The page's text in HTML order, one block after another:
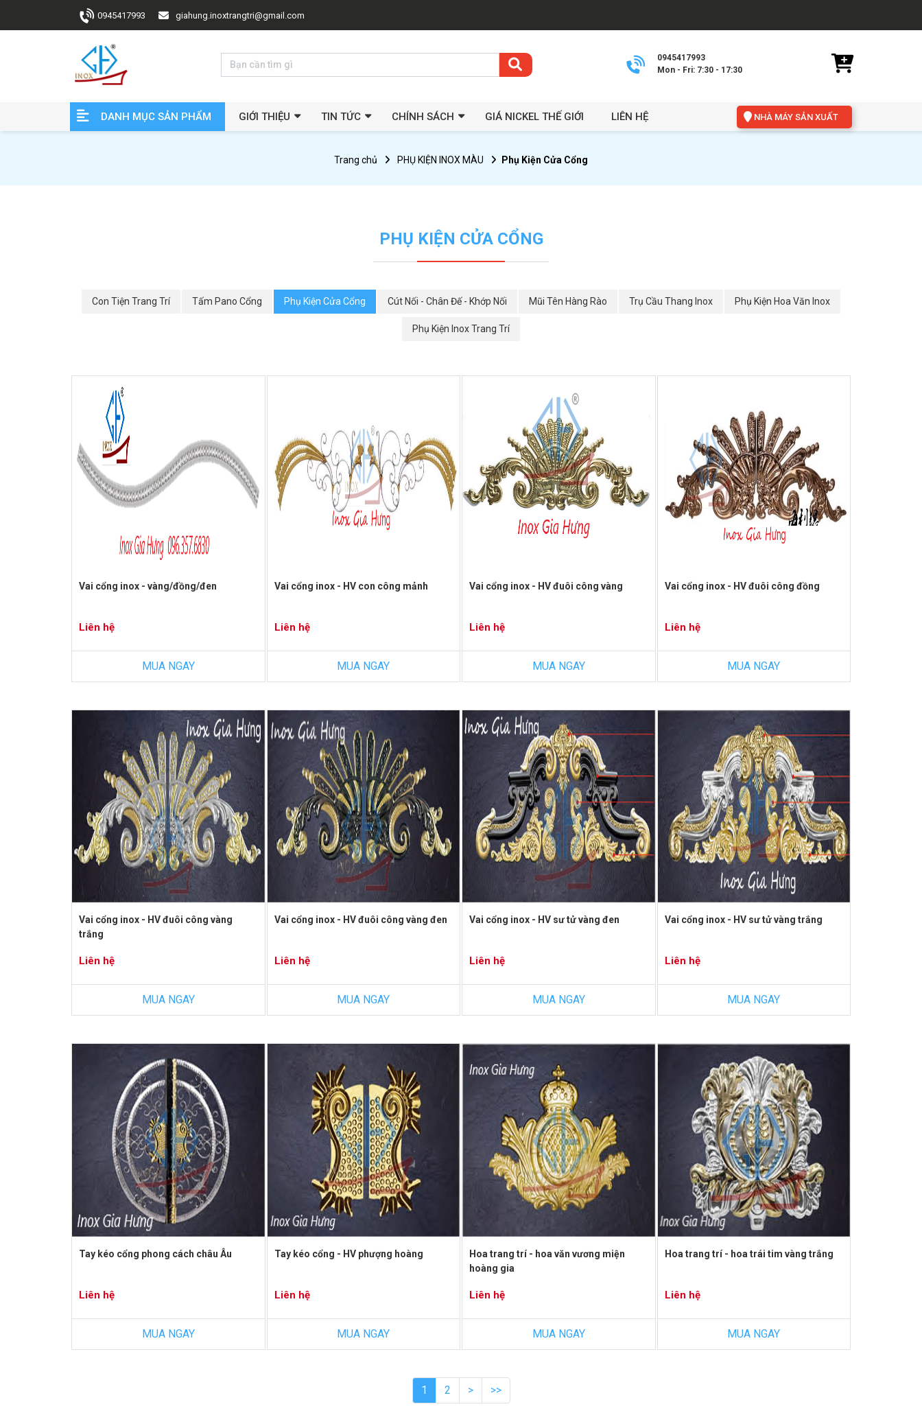
0945417993 giahung.inoxtrangtri@gmail.com
0945417993
Mon - Fri: 7:30 - 17:30
DANH MỤC SẢN PHẨM GIỚI THIỆU TIN TỨC CHÍNH SÁCH GIÁ NICKEL THẾ GIỚI LIÊN HỆ NHÀ MÁY SẢN XUẤT
Trang chủ PHỤ KIỆN INOX MÀU Phụ Kiện Cửa Cổng
PHỤ KIỆN CỬA CỔNG
Con Tiện Trang Trí Tấm Pano Cổng Phụ Kiện Cửa Cổng Cút Nối - Chân Đế - Khớp Nối Mũi Tên Hàng Rào Trụ Cầu Thang Inox Phụ Kiện Hoa Văn Inox
Phụ Kiện Inox Trang Trí
Vai cổng inox - vàng/đồng/đen
Liên hệ
MUA NGAY
Vai cổng inox - HV con công mảnh
Liên hệ
MUA NGAY
Vai cổng inox - HV đuôi công vàng
Liên hệ
MUA NGAY
Vai cổng inox - HV đuôi công đồng
Liên hệ
MUA NGAY
Vai cổng inox - HV đuôi công vàng
trắng
Liên hệ
MUA NGAY
Vai cổng inox - HV đuôi công vàng đen
Liên hệ
MUA NGAY
Vai cổng inox - HV sư tử vàng đen
Liên hệ
MUA NGAY
Vai cổng inox - HV sư tử vàng trắng
Liên hệ
MUA NGAY
Tay kéo cổng phong cách châu Âu
Liên hệ
MUA NGAY
Tay kéo cổng - HV phượng hoàng
Liên hệ
MUA NGAY
Hoa trang trí - hoa văn vương miện
hoàng gia
Liên hệ
MUA NGAY
Hoa trang trí - hoa trái tim vàng trắng
Liên hệ
MUA NGAY
1 2 > >>